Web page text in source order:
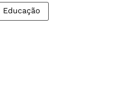
Educação